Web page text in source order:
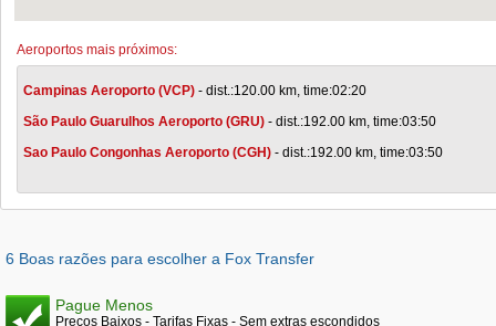
Aeroportos mais próximos:
Campinas Aeroporto (VCP) - dist.:120.00 km, time:02:20
São Paulo Guarulhos Aeroporto (GRU) - dist.:192.00 km, time:03:50
Sao Paulo Congonhas Aeroporto (CGH) - dist.:192.00 km, time:03:50
6 Boas razões para escolher a Fox Transfer
Pague Menos
Preços Baixos - Tarifas Fixas - Sem extras escondidos